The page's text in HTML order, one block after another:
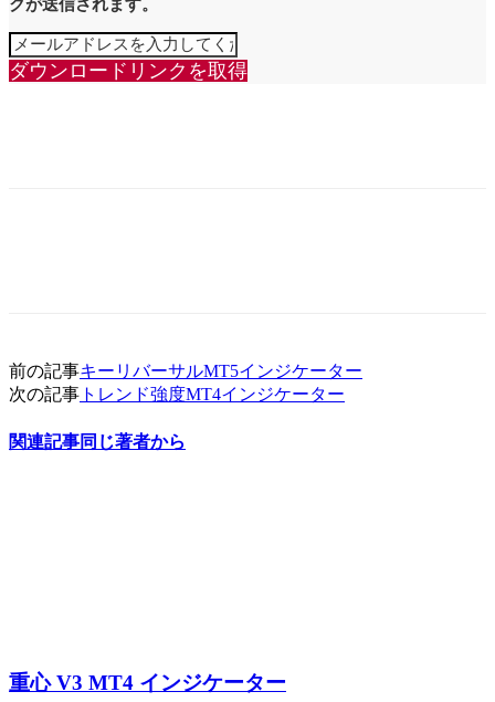
クが送信されます。
ダウンロードリンクを取得
前の記事キーリバーサルMT5インジケーター
次の記事 トレンド強度MT4インジケーター
関連記事同じ著者から
重心 V3 MT4 インジケーター